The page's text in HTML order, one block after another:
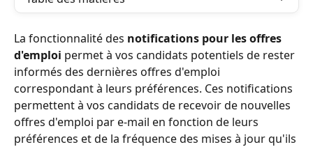
La fonctionnalité des notifications pour les offres
d'emploi permet à vos candidats potentiels de rester
informés des dernières offres d'emploi
correspondant à leurs préférences. Ces notifications
permettent à vos candidats de recevoir de nouvelles
offres d'emploi par e-mail en fonction de leurs
préférences et de la fréquence des mises à jour qu'ils